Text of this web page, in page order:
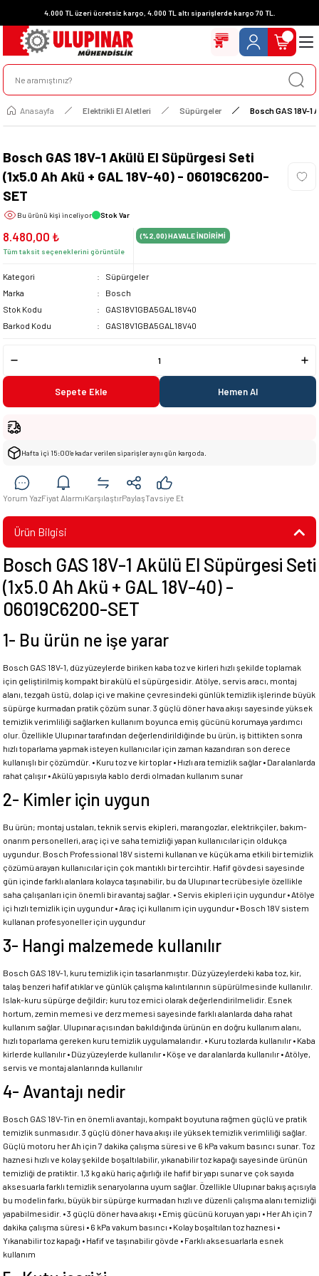
4.000 TL üzeri ücretsiz kargo, 4.000 TL altı siparişlerde kargo 70 TL.
Anasayfa Elektrikli El Aletleri Süpürgeler Bosch GAS 18V-1
Bosch GAS 18V-1 Akülü El Süpürgesi Seti
(1x5.0 Ah Akü + GAL 18V-40) - 06019C6200-
SET
Bu ürünü kişi inceliyor Stok Var
8.480,00 ₺
Tüm taksit seçeneklerini görüntüle
(%2,00)HAVALE İNDİRİMİ
Kategori
Süpürgeler
Marka
Bosch
Stok Kodu
GAS18V1GBA5GAL18V40
Barkod Kodu
GAS18V1GBA5GAL18V40
Sepete Ekle Hemen Al
Hafta içi 15:00’e kadar verilen siparişler aynı gün kargoda.
Yorum YazFiyat AlarmıKarşılaştırPaylaşTavsiye Et
Ürün Bilgisi
Bosch GAS 18V-1 Akülü El Süpürgesi Seti
(1x5.0 Ah Akü + GAL 18V-40) -
06019C6200-SET
1- Bu ürün ne işe yarar
Bosch GAS 18V-1, düz yüzeylerde biriken kaba toz ve kirleri hızlı şekilde toplamak
için geliştirilmiş kompakt bir akülü el süpürgesidir. Atölye, servis aracı, montaj
alanı, tezgah üstü, dolap içi ve makine çevresindeki günlük temizlik işlerinde büyük
süpürge kurmadan pratik çözüm sunar. 3 güçlü döner hava akışı sayesinde yüksek
temizlik verimliliği sağlarken kullanım boyunca emiş gücünü korumaya yardımcı
olur. Özellikle Ulupınar tarafından değerlendirildiğinde bu ürün, iş bittikten sonra
hızlı toparlama yapmak isteyen kullanıcılar için zaman kazandıran son derece
kullanışlı bir çözümdür. • Kuru toz ve kir toplar • Hızlı ara temizlik sağlar • Dar alanlarda
rahat çalışır • Akülü yapısıyla kablo derdi olmadan kullanım sunar
2- Kimler için uygun
Bu ürün; montaj ustaları, teknik servis ekipleri, marangozlar, elektrikçiler, bakım-
onarım personelleri, araç içi ve saha temizliği yapan kullanıcılar için oldukça
uygundur. Bosch Professional 18V sistemi kullanan ve küçük ama etkili bir temizlik
çözümü arayan kullanıcılar için çok mantıklı bir tercihtir. Hafif gövdesi sayesinde
gün içinde farklı alanlara kolayca taşınabilir, bu da Ulupınar tecrübesiyle özellikle
saha çalışanları için önemli bir avantaj sağlar. • Servis ekipleri için uygundur • Atölye
içi hızlı temizlik için uygundur • Araç içi kullanım için uygundur • Bosch 18V sistem
kullanan profesyoneller için uygundur
3- Hangi malzemede kullanılır
Bosch GAS 18V-1, kuru temizlik için tasarlanmıştır. Düz yüzeylerdeki kaba toz, kir,
talaş benzeri hafif atıklar ve günlük çalışma kalıntılarının süpürülmesinde kullanılır.
Islak-kuru süpürge değildir; kuru toz emici olarak değerlendirilmelidir. Esnek
hortum, zemin memesi ve derz memesi sayesinde farklı alanlarda daha rahat
kullanım sağlar. Ulupınar açısından bakıldığında ürünün en doğru kullanım alanı,
hızlı toparlama gereken kuru temizlik uygulamalarıdır. • Kuru tozlarda kullanılır • Kaba
kirlerde kullanılır • Düz yüzeylerde kullanılır • Köşe ve dar alanlarda kullanılır • Atölye,
servis ve montaj alanlarında kullanılır
4- Avantajı nedir
Bosch GAS 18V-1’in en önemli avantajı, kompakt boyutuna rağmen güçlü ve pratik
temizlik sunmasıdır. 3 güçlü döner hava akışı ile yüksek temizlik verimliliği sağlar.
Güçlü motoru her Ah için 7 dakika çalışma süresi ve 6 kPa vakum basıncı sunar. Toz
haznesi hızlı ve kolay şekilde boşaltılabilir, yıkanabilir toz kapağı sayesinde ürünün
temizliği de pratiktir. 1,3 kg akü hariç ağırlığı ile hafif bir yapı sunar ve çok sayıda
aksesuarla farklı temizlik senaryolarına uyum sağlar. Özellikle Ulupınar bakış açısıyla
bu modelin farkı, büyük bir süpürge kurmadan hızlı ve düzenli çalışma alanı temizliği
yapabilmesidir. • 3 güçlü döner hava akışı • Emiş gücünü koruyan yapı • Her Ah için 7
dakika çalışma süresi • 6 kPa vakum basıncı • Kolay boşaltılan toz haznesi •
Yıkanabilir toz kapağı • Hafif ve taşınabilir gövde • Farklı aksesuarlarla esnek
kullanım